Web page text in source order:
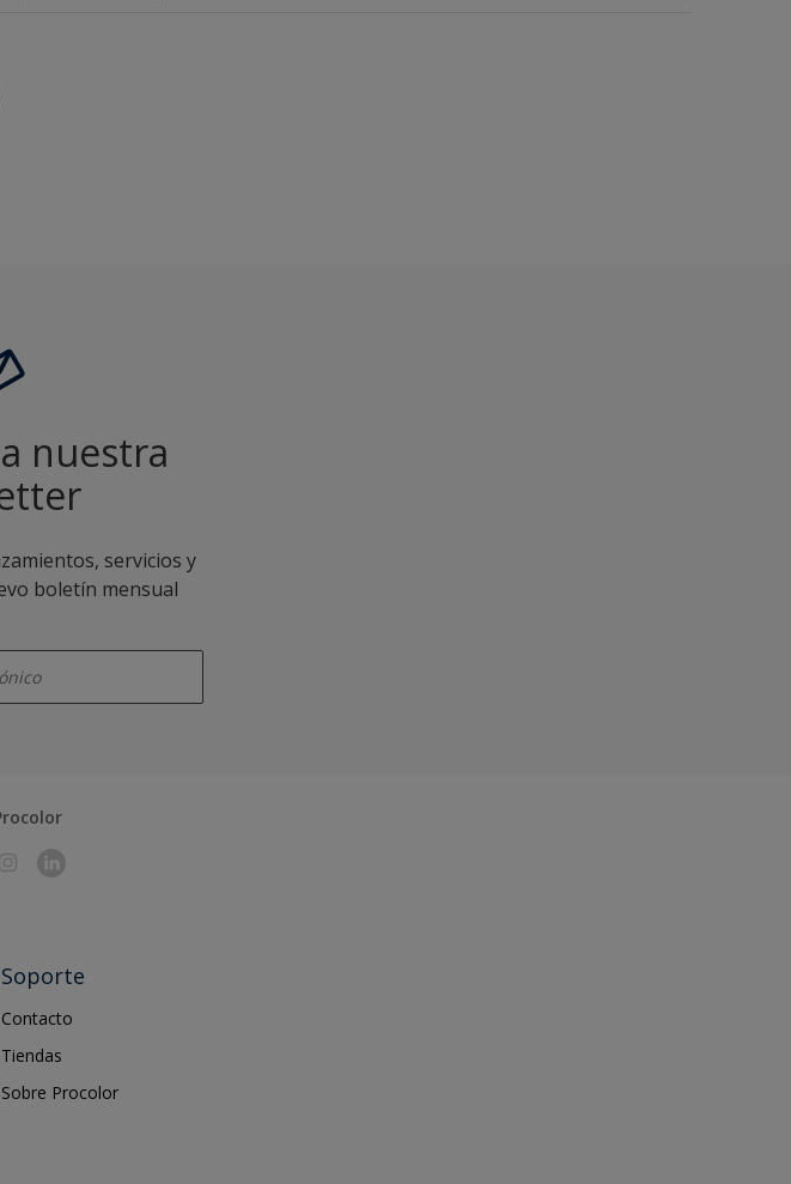
nuestra
servicios y
boletín mensual
Soporte
Contacto
Tiendas
Sobre Procolor